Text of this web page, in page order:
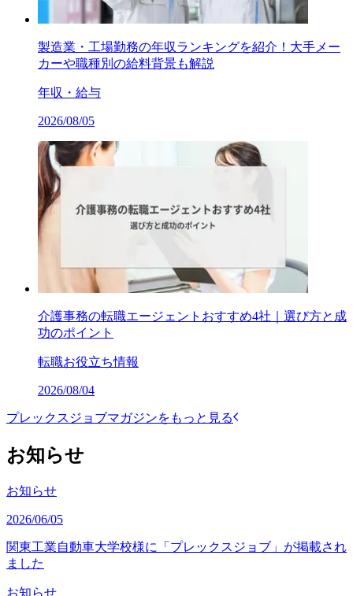
製造業・工場勤務の年収ランキングを紹介！大手メー
カーや職種別の給料背景も解説
年収・給与
2026/08/05
介護事務の転職エージェントおすすめ4社｜選び方と成
功のポイント
転職お役立ち情報
2026/08/04
プレックスジョブマガジンをもっと見る
お知らせ
お知らせ
2026/06/05
関東工業自動車大学校様に「プレックスジョブ」が掲載され
ました
お知らせ